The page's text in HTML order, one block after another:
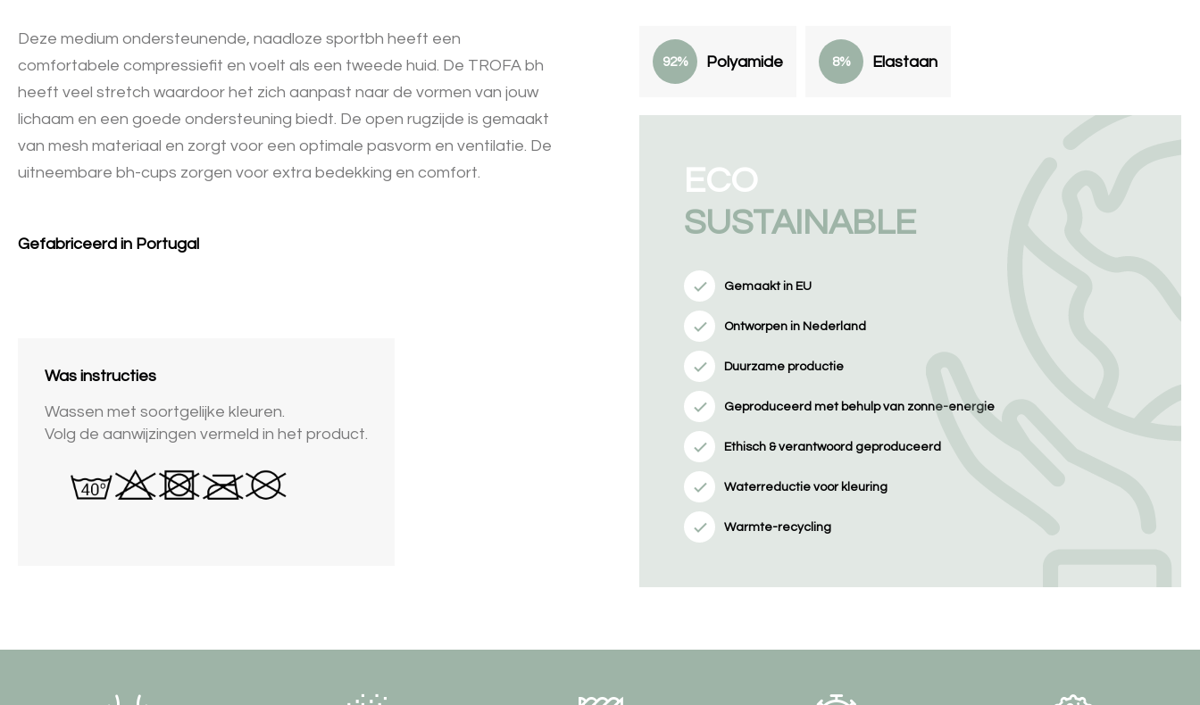
Deze medium ondersteunende, naadloze sportbh heeft een
comfortabele compressiefit en voelt als een tweede huid. De TROFA bh
heeft veel stretch waardoor het zich aanpast naar de vormen van jouw
lichaam en een goede ondersteuning biedt. De open rugzijde is gemaakt
van mesh materiaal en zorgt voor een optimale pasvorm en ventilatie. De
uitneembare bh-cups zorgen voor extra bedekking en comfort.
Gefabriceerd in Portugal
Was instructies
Wassen met soortgelijke kleuren.
Volg de aanwijzingen vermeld in het product.
92% Polyamide 8% Elastaan
ECO
SUSTAINABLE
Gemaakt in EU
Ontworpen in Nederland
Duurzame productie
Geproduceerd met behulp van zonne-energie
Ethisch & verantwoord geproduceerd
Waterreductie voor kleuring
Warmte-recycling